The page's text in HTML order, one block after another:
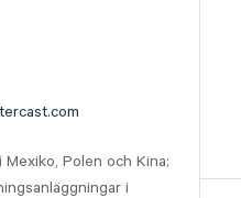
Polen och Kina;
i